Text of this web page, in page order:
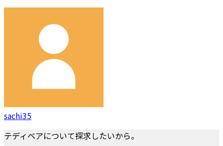
sachi35
テディベアについて探求したいから。